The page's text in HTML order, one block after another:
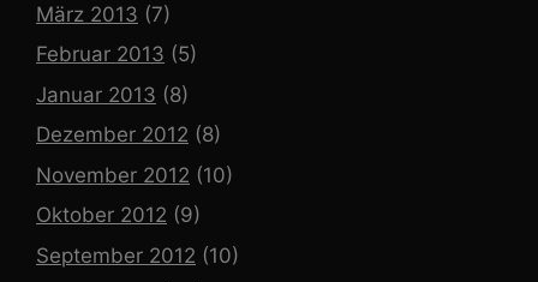
März 2013 (7)
Februar 2013 (5)
Januar 2013 (8)
Dezember 2012 (8)
November 2012 (10)
Oktober 2012 (9)
September 2012 (10)